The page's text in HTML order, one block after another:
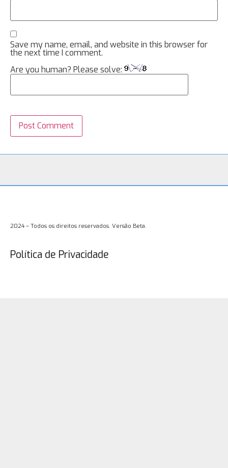
Save my name, email, and website in this browser for
the next time I comment.
Are you human? Please solve:
2024 – Todos os direitos reservados. Versão Beta.
Política de Privacidade